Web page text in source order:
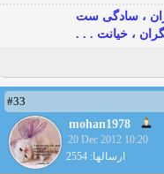
، سادگی ست
، خیانت . . .
#33
mohan1978
20 Dec 2012 10:20
ارسالها: 2554